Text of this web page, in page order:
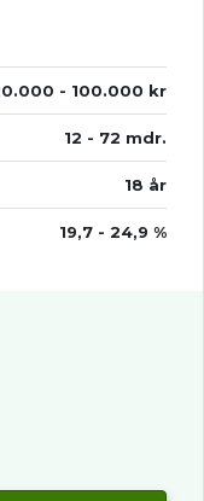
- 100.000 kr
12 - 72 mdr.
18 år
19,7 - 24,9 %